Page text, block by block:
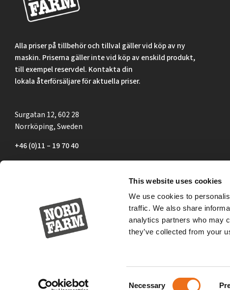
This website uses cookies
We use cookies to
traffic. We also share
analytics partners who may
they’ve collected from your
Necessary
Alla priser på tillbehör och tillval gäller vid köp av ny
maskin. Priserna gäller inte vid köp av enskild produkt,
till exempel reservdel. Kontakta din
lokala återförsäljare för aktuella priser.
Surgatan 12, 602 28
Norrköping, Sweden
+46 (0)11 – 19 70 40